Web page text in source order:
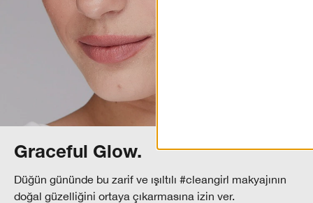
Graceful Glow.
Düğün gününde bu zarif ve ışıltılı #cleangirl makyajının
doğal güzelliğini ortaya çıkarmasına izin ver.